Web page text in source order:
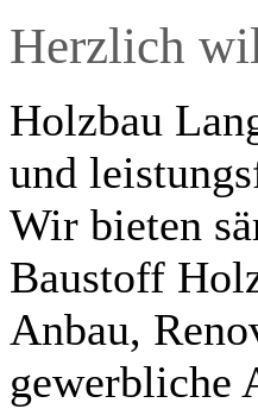
Herzlich
Holzbau
und
Wir bieten
Baustoff
Anbau,
gewerbliche